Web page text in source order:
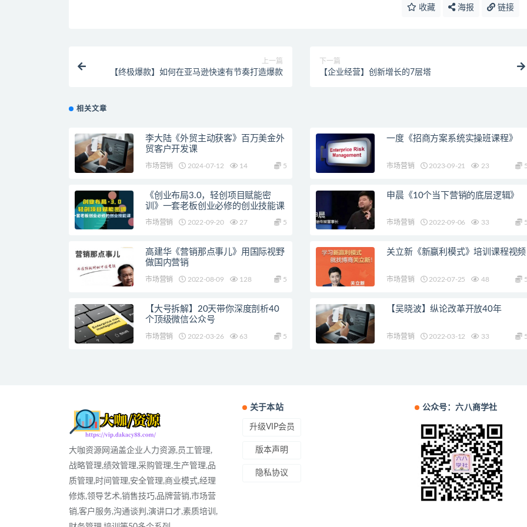
收藏 海报 链接
上一篇
【终极爆款】如何在亚马逊快速有节奏打造爆款
下一篇
【企业经营】创新增长的7层塔
相关文章
李大陆《外贸主动获客》百万美金外
贸客户开发课
市场营销 2024-07-12 14 5
一度《招商方案系统实操班课程》
市场营销 2023-09-21 23
《创业布局3.0，轻创项目赋能密
训》一套老板创业必修的创业技能课
市场营销 2022-09-20 27 5
申晨《10个当下营销的底层逻辑》
市场营销 2022-09-06 33
高建华《营销那点事儿》用国际视野
做国内营销
市场营销 2022-08-09 128 5
关立新《新赢利模式》培训课程视频
市场营销 2022-07-25 48
【大号拆解】20天带你深度剖析40
个顶级微信公众号
市场营销 2022-03-26 63 5
【吴晓波】纵论改革开放40年
市场营销 2022-03-12 33
大咖资源网涵盖企业人力资源,员工管理,
战略管理,绩效管理,采购管理,生产管理,品
质管理,时间管理,安全管理,商业模式,经理
修炼,领导艺术,销售技巧,品牌营销,市场营
销,客户服务,沟通谈判,演讲口才,素质培训,
关于本站
升级VIP会员
版本声明
隐私协议
公众号：六八商学社